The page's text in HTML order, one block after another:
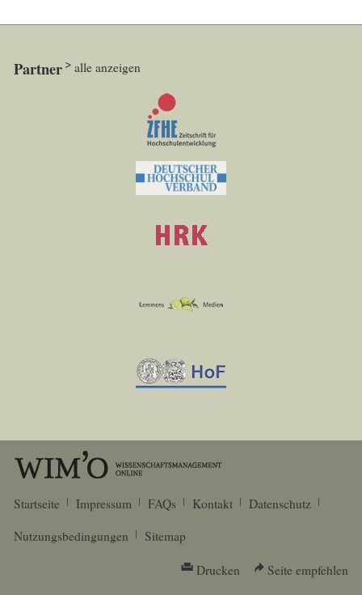
Partner alle anzeigen
Startseite Impressum FAQs Kontakt
Datenschutz
Nutzungsbedingungen
Sitemap
Drucken Seite empfehlen